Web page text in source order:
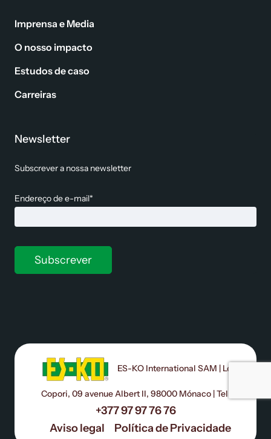
Imprensa e Media
O nosso impacto
Estudos de caso
Carreiras
Newsletter
Subscrever a nossa newsletter
Endereço de e-mail*
ES-KO International SAM | Le
Copori, 09 avenue Albert II, 98000 Mónaco | Tel:
+377 97 97 76 76
Aviso legal
Política de Privacidade